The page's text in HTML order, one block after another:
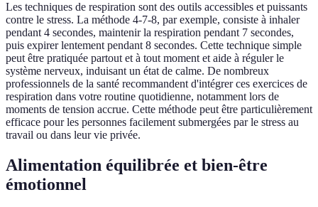
Les techniques de respiration sont des outils accessibles et puissants
contre le stress. La méthode 4-7-8, par exemple, consiste à inhaler
pendant 4 secondes, maintenir la respiration pendant 7 secondes,
puis expirer lentement pendant 8 secondes. Cette technique simple
peut être pratiquée partout et à tout moment et aide à réguler le
système nerveux, induisant un état de calme. De nombreux
professionnels de la santé recommandent d'intégrer ces exercices de
respiration dans votre routine quotidienne, notamment lors de
moments de tension accrue. Cette méthode peut être particulièrement
efficace pour les personnes facilement submergées par le stress au
travail ou dans leur vie privée.
Alimentation équilibrée et bien-être
émotionnel